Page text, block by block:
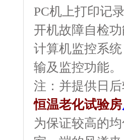
PC机上打印记
开机故障自检功
计算机监控系统
输及监控功能。
注：并提供日
恒温老化试验房
为保证较高的均